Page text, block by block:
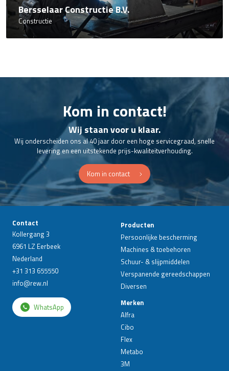
Bersselaar Constructie B.V.
Constructie
Kom in contact!
Wij staan voor u klaar.
Wij onderscheiden ons al 40 jaar door een hoge servicegraad, snelle
levering en een uitstekende prijs-kwaliteitverhouding.
Kom in contact
Contact
Kollergang 3
6961 LZ Eerbeek
Nederland
+31 313 655550
info@rew.nl
WhatsApp
Producten
Persoonlijke bescherming
Machines & toebehoren
Schuur- & slijpmiddelen
Verspanende gereedschappen
Diversen
Merken
Alfra
Cibo
Flex
Metabo
3M